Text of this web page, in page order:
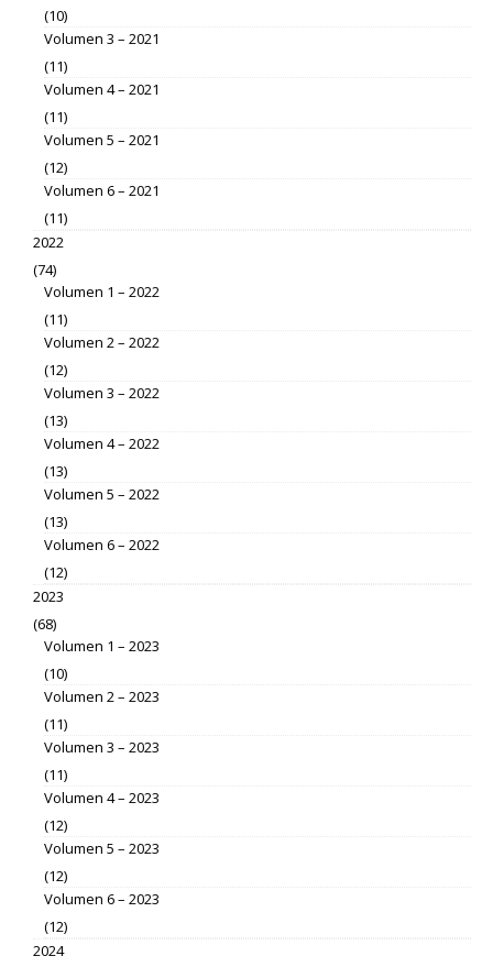
(10)
Volumen 3 – 2021
(11)
Volumen 4 – 2021
(11)
Volumen 5 – 2021
(12)
Volumen 6 – 2021
(11)
2022
(74)
Volumen 1 – 2022
(11)
Volumen 2 – 2022
(12)
Volumen 3 – 2022
(13)
Volumen 4 – 2022
(13)
Volumen 5 – 2022
(13)
Volumen 6 – 2022
(12)
2023
(68)
Volumen 1 – 2023
(10)
Volumen 2 – 2023
(11)
Volumen 3 – 2023
(11)
Volumen 4 – 2023
(12)
Volumen 5 – 2023
(12)
Volumen 6 – 2023
(12)
2024